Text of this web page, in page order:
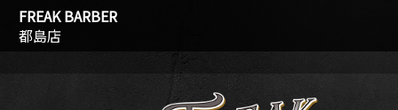
FREAK BARBER
都島店